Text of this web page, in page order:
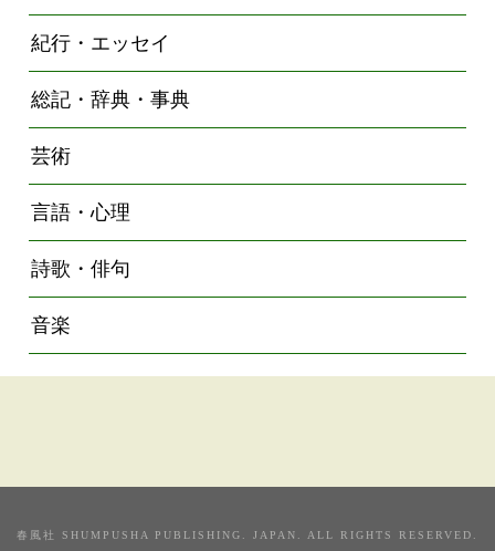
紀行・エッセイ
総記・辞典・事典
芸術
言語・心理
詩歌・俳句
音楽
春風社 SHUMPUSHA PUBLISHING. JAPAN. ALL RIGHTS RESERVED.